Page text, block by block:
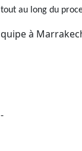
tout au long du
quipe à
-